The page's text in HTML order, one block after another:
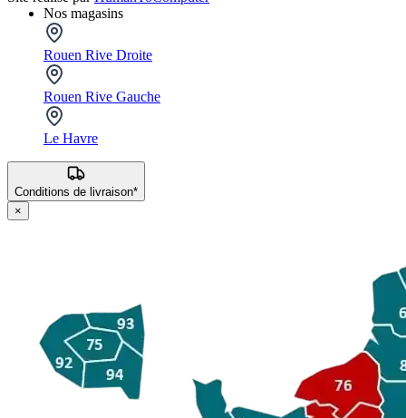
Nos magasins
Rouen Rive Droite
Rouen Rive Gauche
Le Havre
Conditions de livraison*
×